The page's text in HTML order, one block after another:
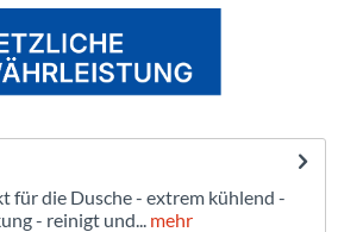
für die Dusche - extrem kühlend -
- reinigt und... mehr